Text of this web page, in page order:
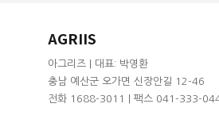
AGRIIS
아그리즈 | 대표: 박영환
충남 예산군 오가면 신장안길 12-46
전화 1688-3011 | 팩스 041-333-